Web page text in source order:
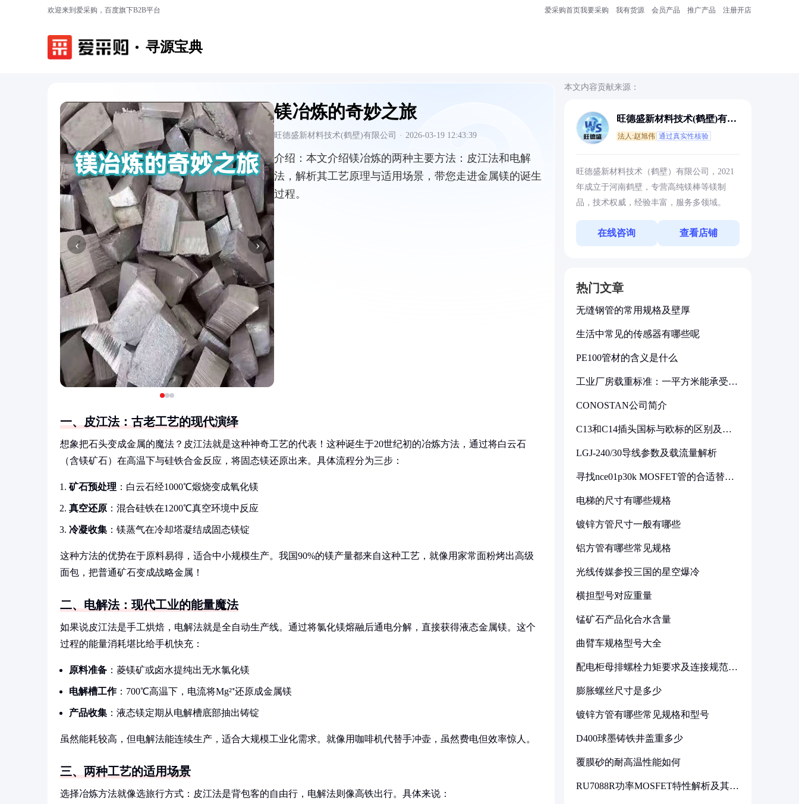
欢迎来到爱采购，百度旗下B2B平台 爱采购首页我要采购 我有货源 会员产品 推广产品 注册开店
寻源宝典
‹ ›
镁冶炼的奇妙之旅
旺德盛新材料技术(鹤壁)有限公司 · 2026-03-19 12:43:39
介绍： 本文介绍镁冶炼的两种主要方法：皮江法和电解
法，解析其工艺原理与适用场景，带您走进金属镁的诞生
过程。
一、皮江法：古老工艺的现代演绎
想象把石头变成金属的魔法？皮江法就是这种神奇工艺的代表！这种诞生于20世纪初的冶炼方法，通过将白云石
（含镁矿石）在高温下与硅铁合金反应，将固态镁还原出来。具体流程分为三步：
矿石预处理 ：白云石经1000℃煅烧变成氧化镁
真空还原 ：混合硅铁在1200℃真空环境中反应
冷凝收集 ：镁蒸气在冷却塔凝结成固态镁锭
这种方法的优势在于原料易得，适合中小规模生产。我国90%的镁产量都来自这种工艺，就像用家常面粉烤出高级
面包，把普通矿石变成战略金属！
二、电解法：现代工业的能量魔法
如果说皮江法是手工烘焙，电解法就是全自动生产线。通过将氯化镁熔融后通电分解，直接获得液态金属镁。这个
过程的能量消耗堪比给手机快充：
原料准备 ：菱镁矿或卤水提纯出无水氯化镁
电解槽工作：700℃高温下，电流将Mg²⁺还原成金属镁
产品收集 ：液态镁定期从电解槽底部抽出铸锭
虽然能耗较高，但电解法能连续生产，适合大规模工业化需求。就像用咖啡机代替手冲壶，虽然费电但效率惊人。
三、两种工艺的适用场景
选择冶炼方法就像选旅行方式：皮江法是背包客的自由行，电解法则像高铁出行。具体来说：
本文内容贡献来源：
旺德盛新材料技术(鹤壁)有限
法人:赵旭伟 通过真实性核验
旺德盛新材料技术（鹤壁）有限公司，2021
年成立于河南鹤壁，专营高纯镁棒等镁制
品，技术权威，经验丰富，服务多领域。
在线咨询 查看店铺
热门文章
无缝钢管的常用规格及壁厚
生活中常见的传感器有哪些呢
PE100管材的含义是什么
工业厂房载重标准：一平方米能承受多
CONOSTAN公司简介
C13和C14插头国标与欧标的区别及其
LGJ-240/30导线参数及载流量解析
寻找nce01p30k MOSFET管的合适替代
电梯的尺寸有哪些规格
镀锌方管尺寸一般有哪些
铝方管有哪些常见规格
光线传媒参投三国的星空爆冷
横担型号对应重量
锰矿石产品化合水含量
曲臂车规格型号大全
配电柜母排螺栓力矩要求及连接规范详
膨胀螺丝尺寸是多少
镀锌方管有哪些常见规格和型号
D400球墨铸铁井盖重多少
覆膜砂的耐高温性能如何
RU7088R功率MOSFET特性解析及其在